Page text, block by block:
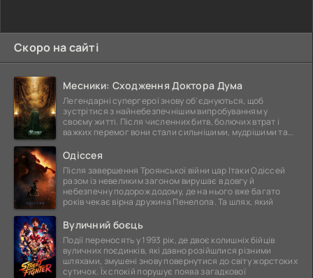
Скоро на сайті
Месники: Сходження Доктора Дума
Легендарні супергерої знову об'єднуються, щоб
зустрітися з найнебезпечнішим випробуванням у
своєму житті. Після численних битв, болючих втрат і
важких перемог вони стали сильнішими, мудрішими та
Одіссея
Після завершення Троянської війни цар Ітаки Одіссей
разом із невеликим загоном вирушає в довгу й
небезпечну подорож додому, де на нього вже багато
років чекає вірна дружина Пенелопа. Та шлях, який
Вуличний боєць
Події переносять у 1993 рік, де двоє колишніх бійців
вуличних поєдинків, які давно розійшлися різними
шляхами, змушені знову повернутися до світу жорстоких
сутичок. Їх спокій порушує поява загадкової